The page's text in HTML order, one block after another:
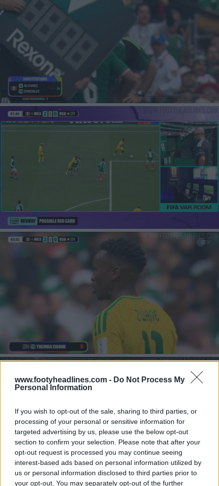
www.footyheadlines.com - Do Not Process My
Personal Information
If you wish to opt-out of the sale, sharing to third parties, or
processing of your personal or sensitive information for
targeted advertising by us, please use the below opt-out
section to confirm your selection. Please note that after your
opt-out request is processed you may continue seeing
interest-based ads based on personal information utilized by
us or personal information disclosed to third parties prior to
your opt-out. You may separately opt-out of the further